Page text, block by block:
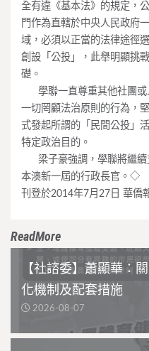
全有違《基本法》的規定，
門作為直轄於中央人民政府
域，必須以正當的法律途徑
創設「公投」，此舉明顯挑
礎。
學聯一直尊重其他社團
一切罔顧法治原則的行為，
式發起所謂的「民間公投」
特定政治目的。
梁子豪強調，學聯將繼
本澳新一屆的行政長官。◇
刊登於2014年7月27日 華僑
ReadMore
【社諮委】蕭顯華：
化機制及配套措施
2026-08-07